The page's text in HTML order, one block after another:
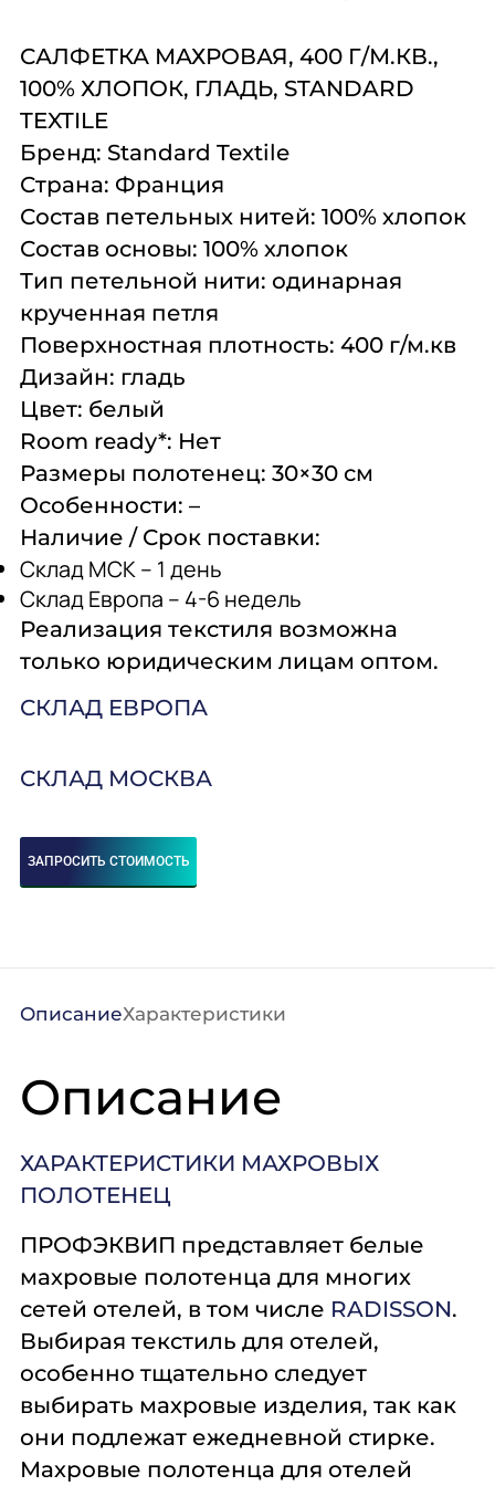
оснащение
аксессуаров и
запасных частей
профессиональной
кухни
САЛФЕТКА МАХРОВАЯ, 400 Г/М.КВ.,
100% ХЛОПОК, ГЛАДЬ, STANDARD
TEXTILE
Бренд: Standard Textile
Страна: Франция
Состав петельных нитей:100% хлопок
Состав основы:100% хлопок
Тип петельной нити: одинарная
крученная петля
Поверхностная плотность: 400 г/м.кв
Дизайн: гладь
Цвет: белый
Room ready*: Нет
Размеры полотенец: 30×30 см
Особенности: –
Наличие / Срок поставки:
Склад МСК – 1 день
Склад Европа – 4-6 недель
Реализация текстиля возможна
только юридическим лицам оптом.
СКЛАД ЕВРОПА
СКЛАД МОСКВА
ЗАПРОСИТЬ СТОИМОСТЬ
ОписаниеХарактеристики
Описание
ХАРАКТЕРИСТИКИ МАХРОВЫХ
ПОЛОТЕНЕЦ
ПРОФЭКВИП представляет белые
махровые полотенца для многих
сетей отелей, в том числе RADISSON.
Выбирая текстиль для отелей,
особенно тщательно следует
выбирать махровые изделия, так как
они подлежат ежедневной стирке.
Махровые полотенца для отелей